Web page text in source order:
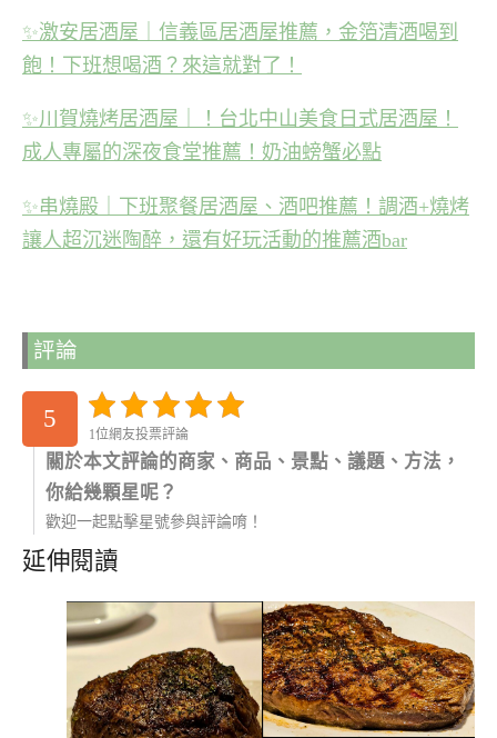
✨激安居酒屋｜信義區居酒屋推薦，金箔清酒喝到
飽！下班想喝酒？來這就對了！
✨川賀燒烤居酒屋｜！台北中山美食日式居酒屋！
成人專屬的深夜食堂推薦！奶油螃蟹必點
✨串燒殿｜下班聚餐居酒屋、酒吧推薦！調酒+燒烤
讓人超沉迷陶醉，還有好玩活動的推薦酒bar
評論
5
1位網友投票評論
關於本文評論的商家、商品、景點、議題、方法，
你給幾顆星呢？
歡迎一起點擊星號參與評論唷！
延伸閱讀